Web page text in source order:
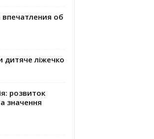
об
дитяче ліжечко
розвиток
значення